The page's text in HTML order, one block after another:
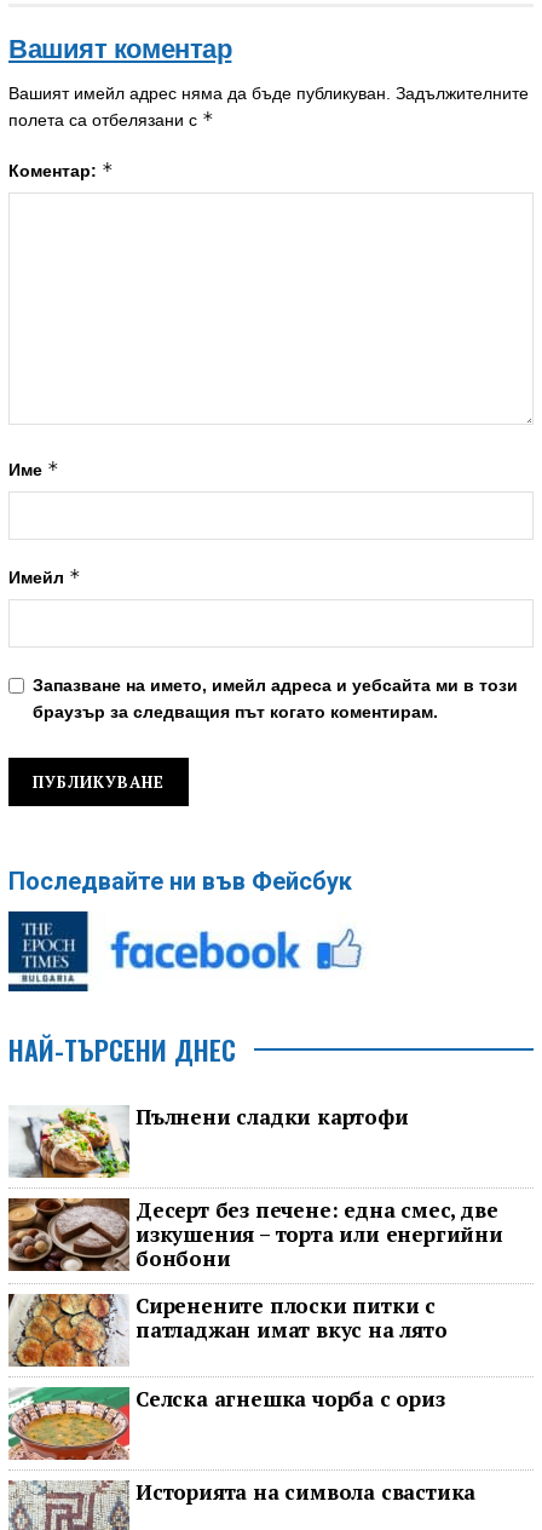
Вашият коментар
Вашият имейл адрес няма да бъде публикуван. Задължителните
полета са отбелязани с *
Коментар: *
Име *
Имейл *
Запазване на името, имейл адреса и уебсайта ми в този
браузър за следващия път когато коментирам.
Последвайте ни във Фейсбук
НАЙ-ТЪРСЕНИ ДНЕС
Пълнени сладки картофи
Десерт без печене: една смес, две
изкушения – торта или енергийни
бонбони
Сиренените плоски питки с
патладжан имат вкус на лято
Селска агнешка чорба с ориз
Историята на символа свастика